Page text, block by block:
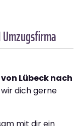
Lübeck nach
dich gerne